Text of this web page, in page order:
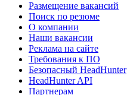
Размещение вакансий
Поиск по резюме
О компании
Наши вакансии
Реклама на сайте
Требования к ПО
Безопасный HeadHunter
HeadHunter API
Партнерам